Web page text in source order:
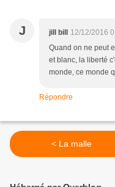
J jill bill
12/12/2016
Quand on ne peut
et blanc, la liberté
monde, ce monde
Répondre
< La malle